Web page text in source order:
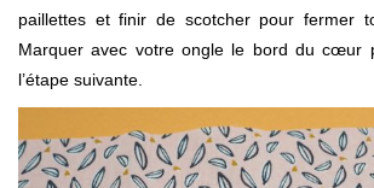
paillettes et finir de scotcher pour fermer
Marquer avec votre ongle le bord du cœur
l’étape suivante.